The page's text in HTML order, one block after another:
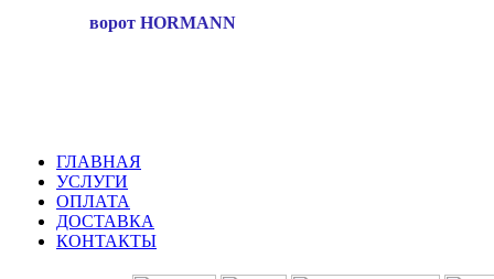
ворот HORMANN
ГЛАВНАЯ
УСЛУГИ
ОПЛАТА
ДОСТАВКА
КОНТАКТЫ